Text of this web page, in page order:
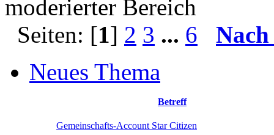
moderierter Bereich
Seiten: [1] 2 3 ... 6
Neues Thema
Betreff
Gemeinschafts-Account Star Citizen